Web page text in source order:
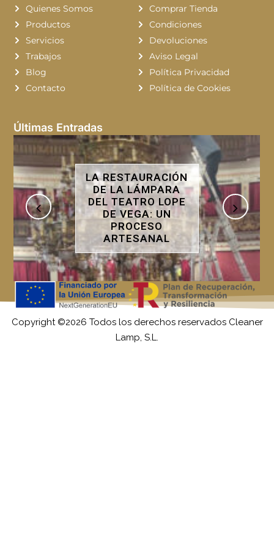
Quienes Somos
Productos
Servicios
Trabajos
Blog
Contacto
Comprar Tienda
Condiciones
Devoluciones
Aviso Legal
Política Privacidad
Política de Cookies
Últimas Entradas
RESTAURACIÓN DE
DORADOS CON PAN
DE ORO: UN ARTE
QUE DEVUELVE EL
ESPLENDOR
Copyright ©2026 Todos los derechos reservados Cleaner
Lamp, S.L.